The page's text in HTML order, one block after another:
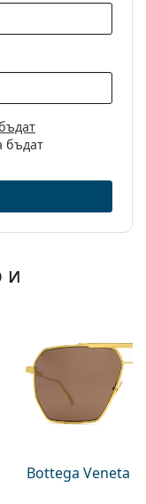
бъдат
и
Bottega Veneta